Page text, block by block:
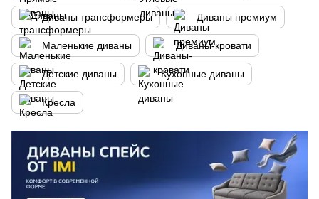
Диваны трансформеры Диваны премиум
Маленькие диваны Диваны-кровати
Детские диваны Кухонные диваны
Кресла